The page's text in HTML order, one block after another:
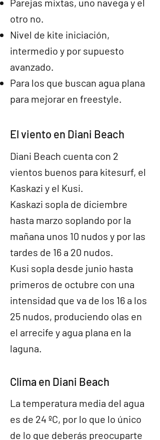
Parejas mixtas, uno navega y el
otro no.
Nivel de kite iniciación,
intermedio y por supuesto
avanzado.
Para los que buscan agua plana
para mejorar en freestyle.
El viento en Diani Beach
Diani Beach cuenta con 2
vientos buenos para kitesurf, el
Kaskazi y el Kusi.
Kaskazi sopla de diciembre
hasta marzo soplando por la
mañana unos 10 nudos y por las
tardes de 16 a 20 nudos.
Kusi sopla desde junio hasta
primeros de octubre con una
intensidad que va de los 16 a los
25 nudos, produciendo olas en
el arrecife y agua plana en la
laguna.
Clima en Diani Beach
La temperatura media del agua
es de 24 ºC, por lo que lo único
de lo que deberás preocuparte